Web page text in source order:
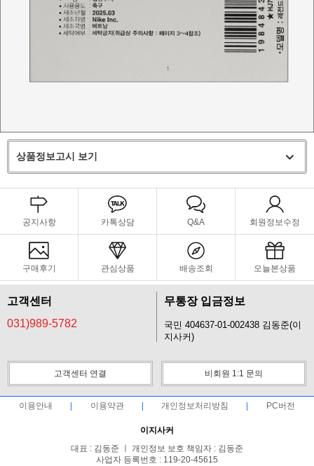
상품정보고시 보기
공지사항 카톡상담 Q&A 회원정보수정
구매후기 관심상품 배송조회 오늘본상품
고객센터
031)989-5782
무통장 입금정보
국민 404637-01-002438 김동준(이
지사커)
고객센터 연결 비회원 1:1 문의
이용안내 이용약관 개인정보처리방침 PC버전
이지사커
대표 : 김동준 ㅣ 개인정보 보호 책임자 : 김동준
사업자 등록번호 : 119-20-45615